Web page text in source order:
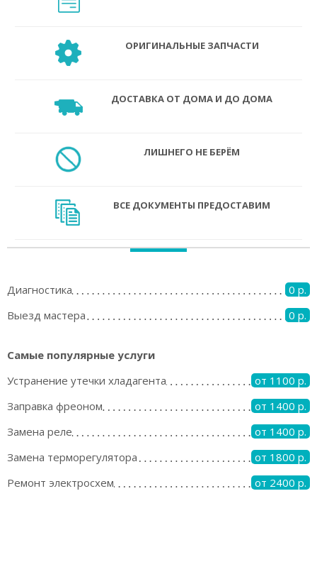
ОРИГИНАЛЬНЫЕ ЗАПЧАСТИ
ДОСТАВКА ОТ ДОМА И ДО ДОМА
ЛИШНЕГО НЕ БЕРЁМ
ВСЕ ДОКУМЕНТЫ ПРЕДОСТАВИМ
Диагностика
0 р.
Выезд мастера
0 р.
Самые популярные услуги
Устранение утечки хладагента
от 1100 р.
Заправка фреоном
от 1400 р.
Замена реле
от 1400 р.
Замена терморегулятора
от 1800 р.
Ремонт электросхем
от 2400 р.